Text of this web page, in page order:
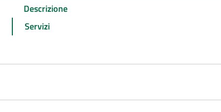
Descrizione
Servizi